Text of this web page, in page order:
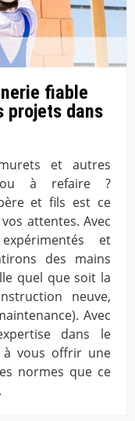
fiable
projets dans
et autres
ou à refaire ?
et fils est ce
attentes. Avec
et
des mains
quel que soit la
neuve,
Avec
dans le
à vous offrir une
normes que ce